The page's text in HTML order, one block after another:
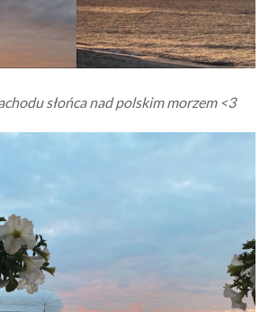
słońca nad polskim morzem <3